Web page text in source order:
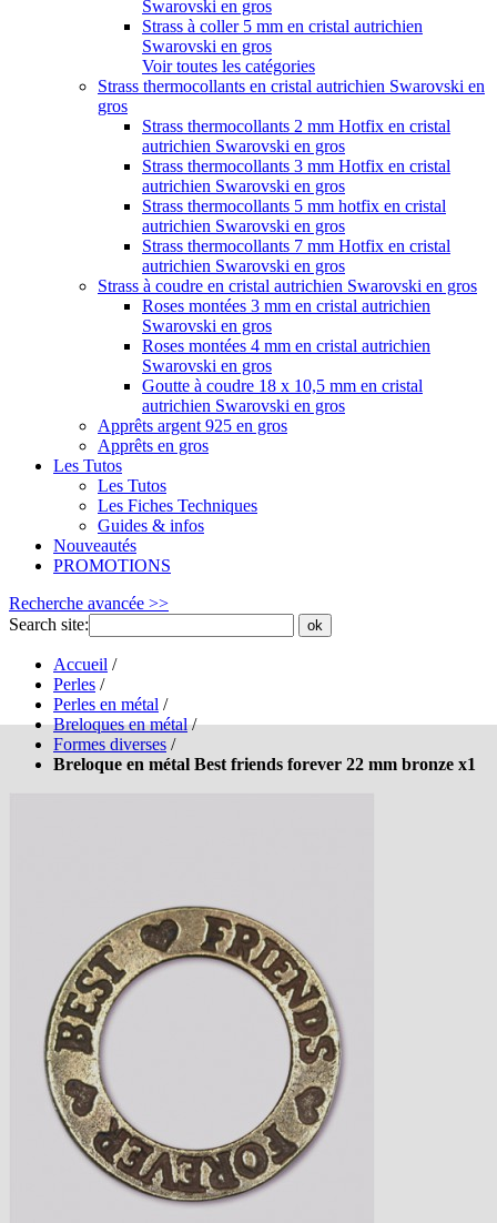
Swarovski en gros
Strass à coller 5 mm en cristal autrichien
Swarovski en gros
Voir toutes les catégories
Strass thermocollants en cristal autrichien Swarovski en
gros
Strass thermocollants 2 mm Hotfix en cristal
autrichien Swarovski en gros
Strass thermocollants 3 mm Hotfix en cristal
autrichien Swarovski en gros
Strass thermocollants 5 mm hotfix en cristal
autrichien Swarovski en gros
Strass thermocollants 7 mm Hotfix en cristal
autrichien Swarovski en gros
Strass à coudre en cristal autrichien Swarovski en gros
Roses montées 3 mm en cristal autrichien
Swarovski en gros
Roses montées 4 mm en cristal autrichien
Swarovski en gros
Goutte à coudre 18 x 10,5 mm en cristal
autrichien Swarovski en gros
Apprêts argent 925 en gros
Apprêts en gros
Les Tutos
Les Tutos
Les Fiches Techniques
Guides & infos
Nouveautés
PROMOTIONS
Recherche avancée >>
Search site:
ok
Accueil /
Perles /
Perles en métal /
Breloques en métal /
Formes diverses /
Breloque en métal Best friends forever 22 mm bronze x1